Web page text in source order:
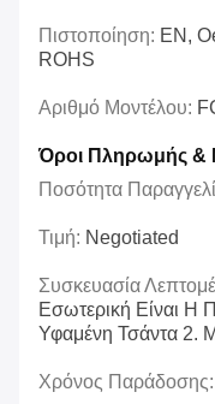
Πιστοποίηση: EN,
ROHS
Αριθμό Μοντέλου:
Όροι Πληρωμής &
Ποσότητα
Τιμή: Negotiated
Συσκευασία
Εσωτερική Είναι Η
Υφαμένη Τσάντα 2.
Χρόνος Παράδοσης: